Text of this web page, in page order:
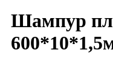
Шампур